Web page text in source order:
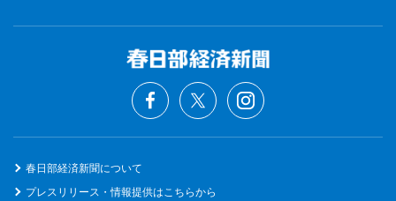
春日部経済新聞について
プレスリリース・情報提供はこちらから